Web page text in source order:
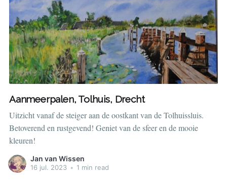
Aanmeerpalen, Tolhuis, Drecht
Uitzicht vanaf de steiger aan de oostkant van de Tolhuissluis.
Betoverend en rustgevend! Geniet van de sfeer en de mooie
kleuren!
Jan van Wissen
16 jul. 2023 • 1 min read